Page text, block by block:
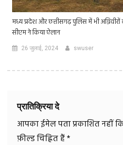
मध्य प्रदेश और छत्तीसगढ़ पुलिस में भी
सीएम ने किया ऐलान
26 जुलाई, 2024 swuser
प्रातिक्रिया दे
आपका ईमेल पता प्रकाशित नहीं
फ़ील्ड चिह्नित हैं*